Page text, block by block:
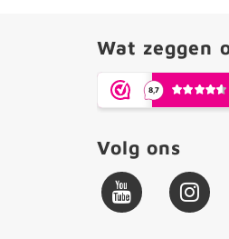
Wat zeggen
Volg ons